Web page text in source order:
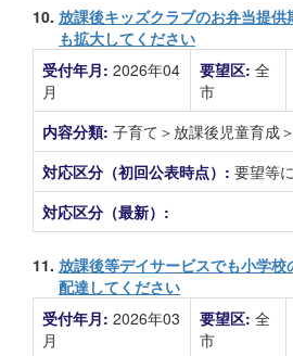
10. 放課後キッズクラブのお弁当提
も拡大してください
受付年月: 2026年04
月
要望区: 全
市
内容分類: 子育て＞放課後児童育成
対応区分（初回公表時点）: 要望等
対応区分（最新）:
11. 放課後等デイサービスでも小学
配達してください
受付年月: 2026年03
月
要望区: 全
市